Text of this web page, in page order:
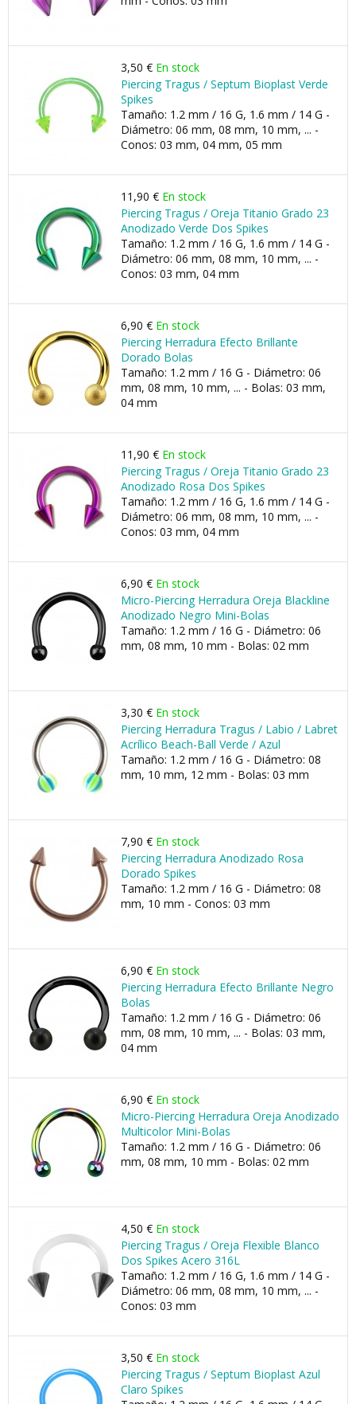
3,50 € En stock
Piercing Tragus / Septum Bioplast Verde
Spikes
Tamaño: 1.2 mm / 16 G, 1.6 mm / 14 G -
Diámetro: 06 mm, 08 mm, 10 mm, ... -
Conos: 03 mm, 04 mm, 05 mm
11,90 € En stock
Piercing Tragus / Oreja Titanio Grado 23
Anodizado Verde Dos Spikes
Tamaño: 1.2 mm / 16 G, 1.6 mm / 14 G -
Diámetro: 06 mm, 08 mm, 10 mm, ... -
Conos: 03 mm, 04 mm
6,90 € En stock
Piercing Herradura Efecto Brillante
Dorado Bolas
Tamaño: 1.2 mm / 16 G - Diámetro: 06
mm, 08 mm, 10 mm, ... - Bolas: 03 mm,
04 mm
11,90 € En stock
Piercing Tragus / Oreja Titanio Grado 23
Anodizado Rosa Dos Spikes
Tamaño: 1.2 mm / 16 G, 1.6 mm / 14 G -
Diámetro: 06 mm, 08 mm, 10 mm, ... -
Conos: 03 mm, 04 mm
6,90 € En stock
Micro-Piercing Herradura Oreja Blackline
Anodizado Negro Mini-Bolas
Tamaño: 1.2 mm / 16 G - Diámetro: 06
mm, 08 mm, 10 mm - Bolas: 02 mm
3,30 € En stock
Piercing Herradura Tragus / Labio / Labret
Acrílico Beach-Ball Verde / Azul
Tamaño: 1.2 mm / 16 G - Diámetro: 08
mm, 10 mm, 12 mm - Bolas: 03 mm
7,90 € En stock
Piercing Herradura Anodizado Rosa
Dorado Spikes
Tamaño: 1.2 mm / 16 G - Diámetro: 08
mm, 10 mm - Conos: 03 mm
6,90 € En stock
Piercing Herradura Efecto Brillante Negro
Bolas
Tamaño: 1.2 mm / 16 G - Diámetro: 06
mm, 08 mm, 10 mm, ... - Bolas: 03 mm,
04 mm
6,90 € En stock
Micro-Piercing Herradura Oreja Anodizado
Multicolor Mini-Bolas
Tamaño: 1.2 mm / 16 G - Diámetro: 06
mm, 08 mm, 10 mm - Bolas: 02 mm
4,50 € En stock
Piercing Tragus / Oreja Flexible Blanco
Dos Spikes Acero 316L
Tamaño: 1.2 mm / 16 G, 1.6 mm / 14 G -
Diámetro: 06 mm, 08 mm, 10 mm, ... -
Conos: 03 mm
3,50 € En stock
Piercing Tragus / Septum Bioplast Azul
Claro Spikes